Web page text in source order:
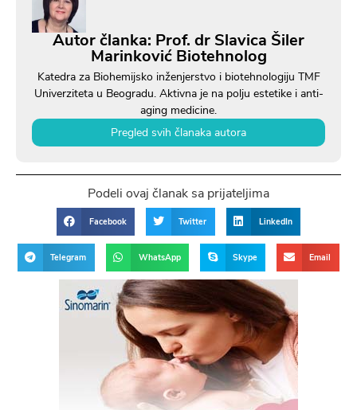
Autor članka: Prof. dr Slavica Šiler
Marinković Biotehnolog
Katedra za Biohemijsko inženjerstvo i biotehnologiju TMF
Univerziteta u Beogradu. Aktivna je na polju estetike i anti-
aging medicine.
Pregled svih članaka autora
Podeli ovaj članak sa prijateljima
Facebook Twitter LinkedIn
Telegram WhatsApp Skype Email